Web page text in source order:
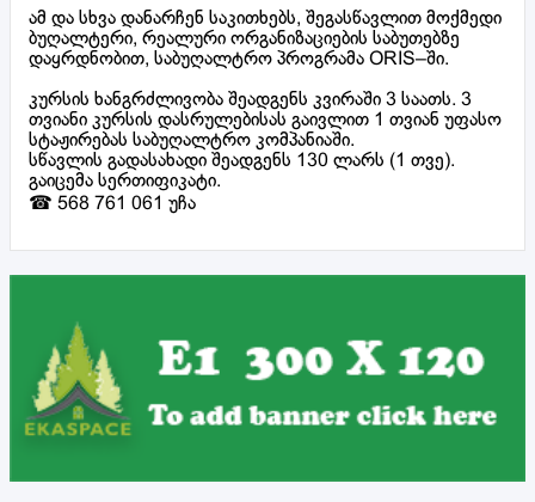
ამ და სხვა დანარჩენ საკითხებს, შეგასწავლით მოქმედი
ბუღალტერი, რეალური ორგანიზაციების საბუთებზე
დაყრდნობით, საბუღალტრო პროგრამა ORIS–ში.
კურსის ხანგრძლივობა შეადგენს კვირაში 3 საათს. 3
თვიანი კურსის დასრულებისას გაივლით 1 თვიან უფასო
სტაჟირებას საბუღალტრო კომპანიაში.
სწავლის გადასახადი შეადგენს 130 ლარს (1 თვე).
გაიცემა სერთიფიკატი.
☎ 568 761 061 უჩა